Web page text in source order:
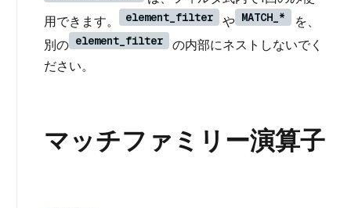
用できます。
element_filter や MATCH_*
を、
別の element_filter
の内部にネストしないでく
ださい。
マッチファミリー演算子